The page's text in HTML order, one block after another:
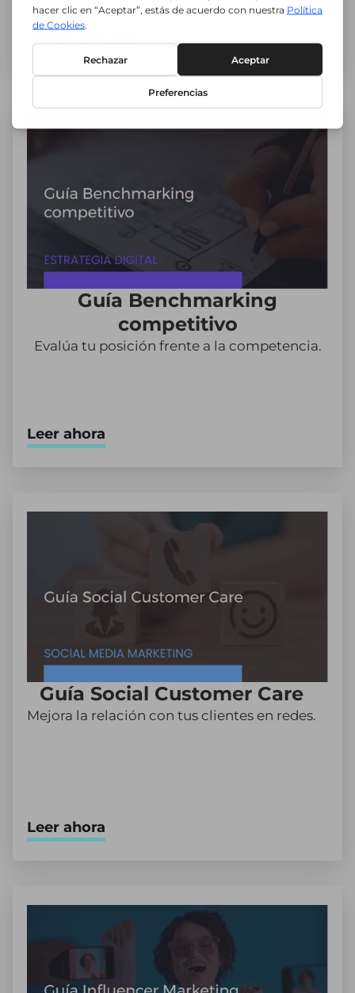
Descargar guía
Guía Benchmarking
competitivo
Evalúa tu posición frente a la competencia.
Leer ahora
Guía Social Customer Care
Mejora la relación con tus clientes en redes.
Leer ahora